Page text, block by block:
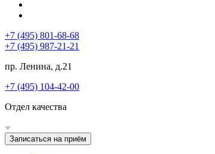
+7 (495) 801-68-68
+7 (495) 987-21-21
пр. Ленина, д.21
+7 (495) 104-42-00
Отдел качества
Записаться на приём